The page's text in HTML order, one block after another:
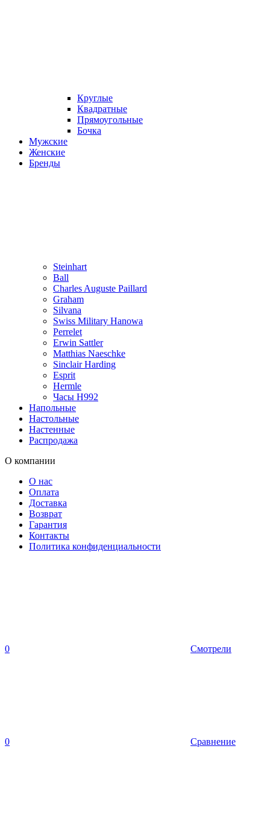
Круглые
Квадратные
Прямоугольные
Бочка
Мужские
Женские
Бренды
Steinhart
Ball
Charles Auguste Paillard
Graham
Silvana
Swiss Military Hanowa
Perrelet
Erwin Sattler
Matthias Naeschke
Sinclair Harding
Esprit
Hermle
Часы H992
Напольные
Настольные
Настенные
Распродажа
О компании
О нас
Оплата
Доставка
Возврат
Гарантия
Контакты
Политика конфиденциальности
0 Смотрели
0 Сравнение